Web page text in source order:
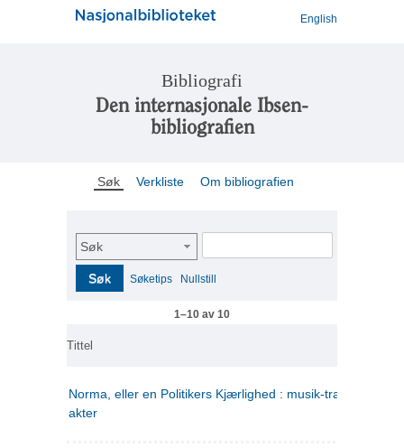
English
Bibliografi
Den internasjonale Ibsen-
bibliografien
Søk Verkliste Om bibliografien
Søk
Søk Søketips Nullstill
1–10 av 10
Tittel
Norma, eller en Politikers Kjærlighed : musik-tragedie i tre
akter